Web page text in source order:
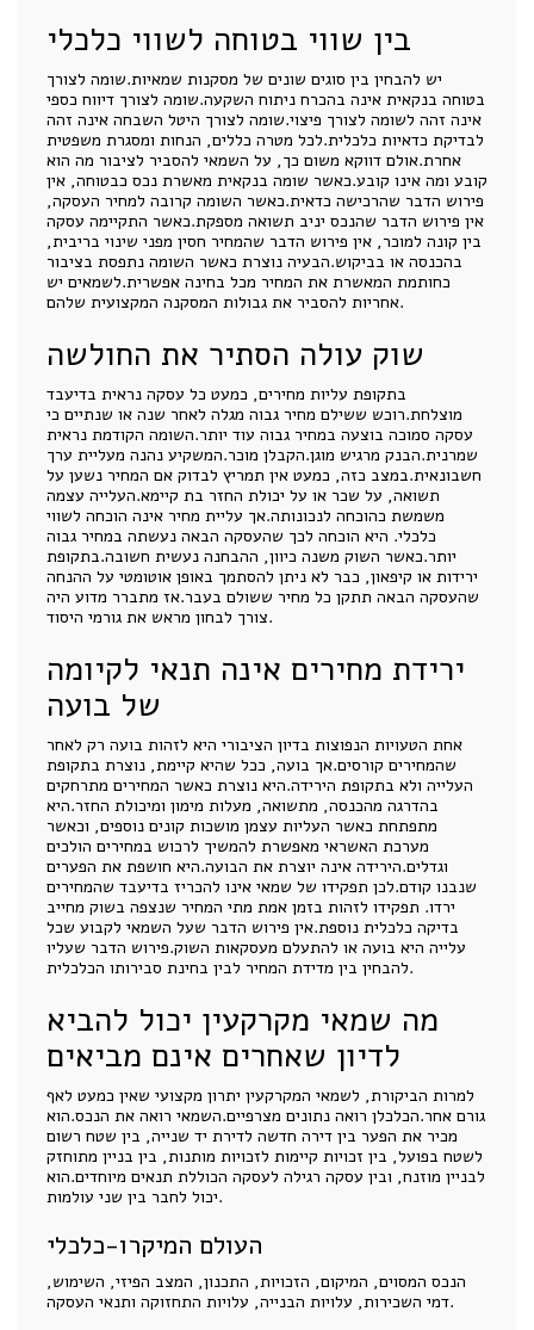
בין שווי בטוחה לשווי כלכלי
יש להבחין בין סוגים שונים של מסקנות שמאיות.שומה לצורך
בטוחה בנקאית אינה בהכרח ניתוח השקעה.שומה לצורך דיווח כספי
אינה זהה לשומה לצורך פיצוי.שומה לצורך היטל השבחה אינה זהה
לבדיקת כדאיות כלכלית.לכל מטרה כללים, הנחות ומסגרת משפטית
אחרת.אולם דווקא משום כך, על השמאי להסביר לציבור מה הוא
קובע ומה אינו קובע.כאשר שומה בנקאית מאשרת נכס כבטוחה, אין
פירוש הדבר שהרכישה כדאית.כאשר השומה קרובה למחיר העסקה,
אין פירוש הדבר שהנכס יניב תשואה מספקת.כאשר התקיימה עסקה
בין קונה למוכר, אין פירוש הדבר שהמחיר חסין מפני שינוי בריבית,
בהכנסה או בביקוש.הבעיה נוצרת כאשר השומה נתפסת בציבור
כחותמת המאשרת את המחיר מכל בחינה אפשרית.לשמאים יש
אחריות להסביר את גבולות המסקנה המקצועית שלהם.
שוק עולה הסתיר את החולשה
בתקופת עליות מחירים, כמעט כל עסקה נראית בדיעבד
מוצלחת.רוכש ששילם מחיר גבוה מגלה לאחר שנה או שנתיים כי
עסקה סמוכה בוצעה במחיר גבוה עוד יותר.השומה הקודמת נראית
שמרנית.הבנק מרגיש מוגן.הקבלן מוכר.המשקיע נהנה מעליית ערך
חשבונאית.במצב כזה, כמעט אין תמריץ לבדוק אם המחיר נשען על
תשואה, על שכר או על יכולת החזר בת קיימא.העלייה עצמה
משמשת כהוכחה לנכונותה.אך עליית מחיר אינה הוכחה לשווי
כלכלי. היא הוכחה לכך שהעסקה הבאה נעשתה במחיר גבוה
יותר.כאשר השוק משנה כיוון, ההבחנה נעשית חשובה.בתקופת
ירידות או קיפאון, כבר לא ניתן להסתמך באופן אוטומטי על ההנחה
שהעסקה הבאה תתקן כל מחיר ששולם בעבר.אז מתברר מדוע היה
צורך לבחון מראש את גורמי היסוד.
ירידת מחירים אינה תנאי לקיומה
של בועה
אחת הטעויות הנפוצות בדיון הציבורי היא לזהות בועה רק לאחר
שהמחירים קורסים.אך בועה, ככל שהיא קיימת, נוצרת בתקופת
העלייה ולא בתקופת הירידה.היא נוצרת כאשר המחירים מתרחקים
בהדרגה מהכנסה, מתשואה, מעלות מימון ומיכולת החזר.היא
מתפתחת כאשר העליות עצמן מושכות קונים נוספים, וכאשר
מערכת האשראי מאפשרת להמשיך לרכוש במחירים הולכים
וגדלים.הירידה אינה יוצרת את הבועה.היא חושפת את הפערים
שנבנו קודם.לכן תפקידו של שמאי אינו להכריז בדיעבד שהמחירים
ירדו. תפקידו לזהות בזמן אמת מתי המחיר שנצפה בשוק מחייב
בדיקה כלכלית נוספת.אין פירוש הדבר שעל השמאי לקבוע שכל
עלייה היא בועה או להתעלם מעסקאות השוק.פירוש הדבר שעליו
להבחין בין מדידת המחיר לבין בחינת סבירותו הכלכלית.
מה שמאי מקרקעין יכול להביא
לדיון שאחרים אינם מביאים
למרות הביקורת, לשמאי המקרקעין יתרון מקצועי שאין כמעט לאף
גורם אחר.הכלכלן רואה נתונים מצרפיים.השמאי רואה את הנכס.הוא
מכיר את הפער בין דירה חדשה לדירת יד שנייה, בין שטח רשום
לשטח בפועל, בין זכויות קיימות לזכויות מותנות, בין בניין מתוחזק
לבניין מוזנח, ובין עסקה רגילה לעסקה הכוללת תנאים מיוחדים.הוא
יכול לחבר בין שני עולמות.
העולם המיקרו-כלכלי
הנכס המסוים, המיקום, הזכויות, התכנון, המצב הפיזי, השימוש,
דמי השכירות, עלויות הבנייה, עלויות התחזוקה ותנאי העסקה.